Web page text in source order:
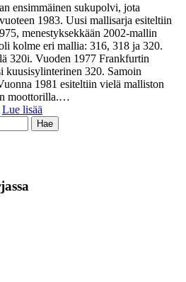
ensimmäinen sukupolvi, jota
1983. Uusi mallisarja esiteltiin
menestyksekkään 2002-mallin
kolme eri mallia: 316, 318 ja 320.
320i. Vuoden 1977 Frankfurtin
kuusisylinterinen 320. Samoin
1981 esiteltiin vielä malliston
moottorilla.…
Lue lisää